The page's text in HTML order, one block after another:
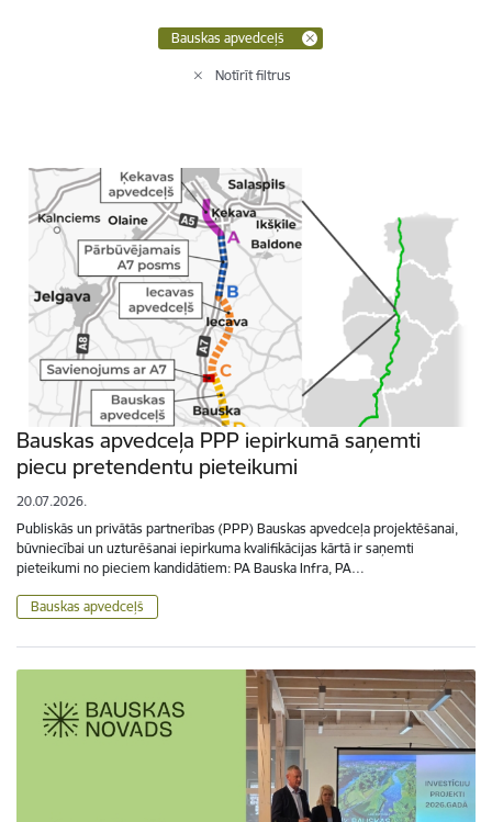
Bauskas apvedceļš
Notīrīt filtrus
Bauskas apvedceļa PPP iepirkumā saņemti
piecu pretendentu pieteikumi
20.07.2026.
Publiskās un privātās partnerības (PPP) Bauskas apvedceļa projektēšanai,
būvniecībai un uzturēšanai iepirkuma kvalifikācijas kārtā ir saņemti
pieteikumi no pieciem kandidātiem: PA Bauska Infra, PA…
Bauskas apvedceļš